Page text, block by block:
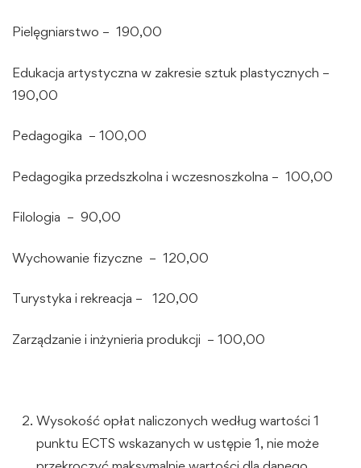
Pielęgniarstwo – 190,00
Edukacja artystyczna w zakresie sztuk plastycznych –
190,00
Pedagogika – 100,00
Pedagogika przedszkolna i wczesnoszkolna – 100,00
Filologia – 90,00
Wychowanie fizyczne – 120,00
Turystyka i rekreacja – 120,00
Zarządzanie i inżynieria produkcji – 100,00
Wysokość opłat naliczonych według wartości 1
punktu ECTS wskazanych w ustępie 1, nie może